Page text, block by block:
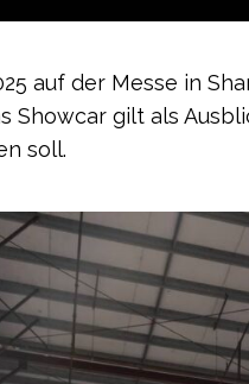
auf der Messe in
Showcar gilt als
soll.